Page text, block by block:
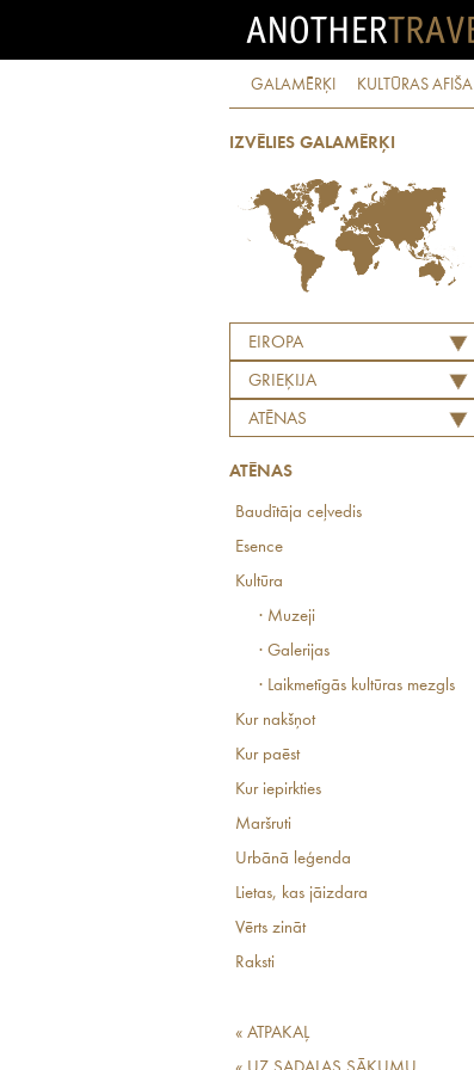
GALAMĒRĶI KULTŪRAS AFIŠA
IZVĒLIES GALAMĒRĶI
EIROPA
GRIEĶIJA
ATĒNAS
ATĒNAS
Baudītāja ceļvedis
Esence
Kultūra
· Muzeji
· Galerijas
· Laikmetīgās kultūras mezgls
Kur nakšņot
Kur paēst
Kur iepirkties
Maršruti
Urbānā leģenda
Lietas, kas jāizdara
Vērts zināt
Raksti
« ATPAKAĻ